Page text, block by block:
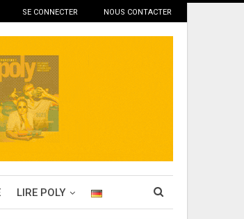
SE CONNECTER NOUS CONTACTER
LIRE POLY